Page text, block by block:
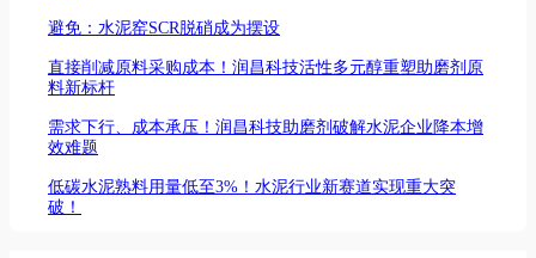
避免：水泥窑SCR脱硝成为摆设
直接削减原料采购成本！润昌科技活性多元醇重塑助磨剂原
料新标杆
需求下行、成本承压！润昌科技助磨剂破解水泥企业降本增
效难题
低碳水泥熟料用量低至3%！水泥行业新赛道实现重大突
破！